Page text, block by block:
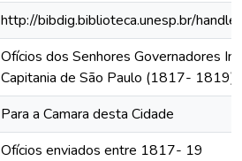
http://bibdig.biblioteca.unesp.br/
Ofícios dos Senhores Governadores
Capitania de São Paulo (1817- 1819)
Para a Camara desta Cidade
Ofícios enviados entre 1817- 19